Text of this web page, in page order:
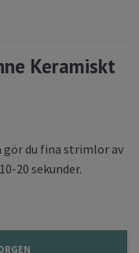
Keramiskt
gör du fina strimlor av
20 sekunder.